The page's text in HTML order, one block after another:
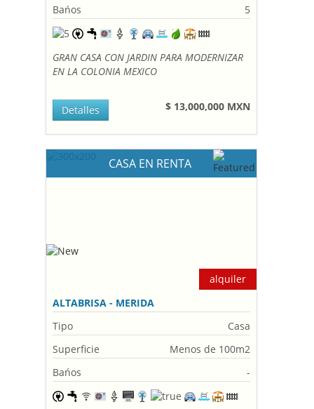
Bańos
5
GRAN CASA CON JARDIN PARA MODERNIZAR
EN LA COLONIA MEXICO
$ 13,000,000 MXN
Detalles
CASA EN RENTA
alquiler
ALTABRISA - MERIDA
Tipo
Casa
Superficie
Menos de 100m2
Bańos
-